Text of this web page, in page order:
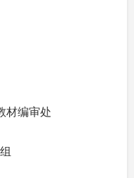
材编审处